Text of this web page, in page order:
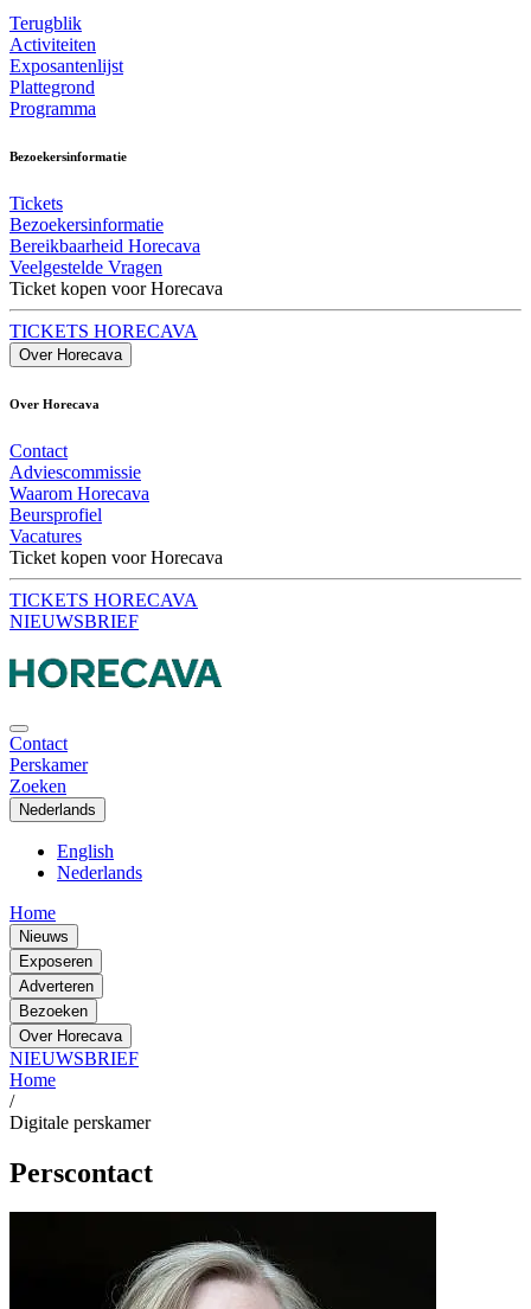
Terugblik
Activiteiten
Exposantenlijst
Plattegrond
Programma
Bezoekersinformatie
Tickets
Bezoekersinformatie
Bereikbaarheid Horecava
Veelgestelde Vragen
Ticket kopen voor Horecava
TICKETS HORECAVA
Over Horecava
Over Horecava
Contact
Adviescommissie
Waarom Horecava
Beursprofiel
Vacatures
Ticket kopen voor Horecava
TICKETS HORECAVA
NIEUWSBRIEF
Contact
Perskamer
Zoeken
Nederlands
English
Nederlands
Home
Nieuws
Exposeren
Adverteren
Bezoeken
Over Horecava
NIEUWSBRIEF
Home
/
Digitale perskamer
Perscontact